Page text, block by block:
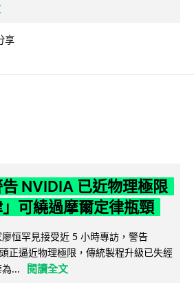
享
NVIDIA 已近物理極限
可繞過摩爾定律瓶頸
恒罕見接受近 5 小時專訪，警告
正逼近物理極限，傳統製程升級已失經
...
閱讀全文